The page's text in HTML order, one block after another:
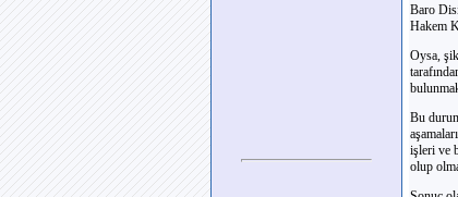
Baro
Hakem
Oysa,
Bu
işleri ve
olup